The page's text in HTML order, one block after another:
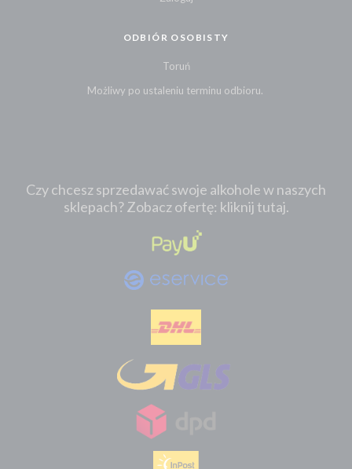
ODBIÓR OSOBISTY
Toruń
Możliwy po ustaleniu terminu odbioru.
Czy chcesz sprzedawać swoje alkohole w naszych
sklepach? Zobacz ofertę: kliknij tutaj.